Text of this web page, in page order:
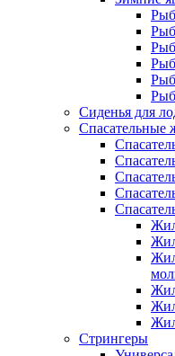
Сиденья для
Спасательные
Стрингеры